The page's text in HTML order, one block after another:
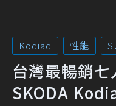
Kodiaq 性能
台灣最暢銷七
SKODA